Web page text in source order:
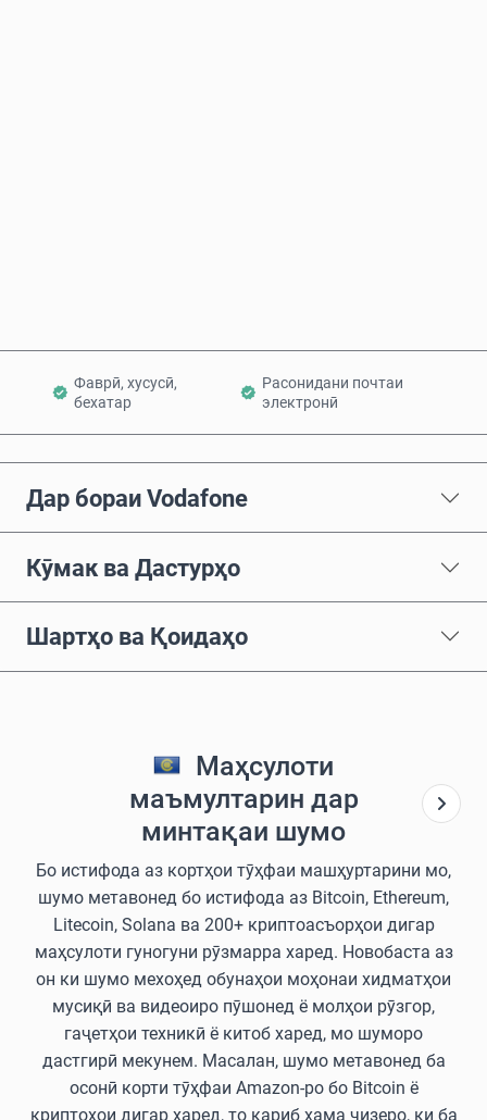
Фаврӣ, хусусӣ,
бехатар
Расонидани почтаи
электронӣ
Дар бораи Vodafone
Кӯмак ва Дастурҳо
Шартҳо ва Қоидаҳо
Маҳсулоти
маъмултарин дар
минтақаи шумо
Бо истифода аз кортҳои тӯҳфаи машҳуртарини мо,
шумо метавонед бо истифода аз Bitcoin, Ethereum,
Litecoin, Solana ва 200+ криптоасъорҳои дигар
маҳсулоти гуногуни рӯзмарра харед. Новобаста аз
он ки шумо мехоҳед обунаҳои моҳонаи хидматҳои
мусиқӣ ва видеоиро пӯшонед ё молҳои рӯзгор,
гаҷетҳои техникӣ ё китоб харед, мо шуморо
дастгирӣ мекунем. Масалан, шумо метавонед ба
осонӣ корти тӯҳфаи Amazon-ро бо Bitcoin ё
криптоҳои дигар харед, то қариб ҳама чизеро, ки ба